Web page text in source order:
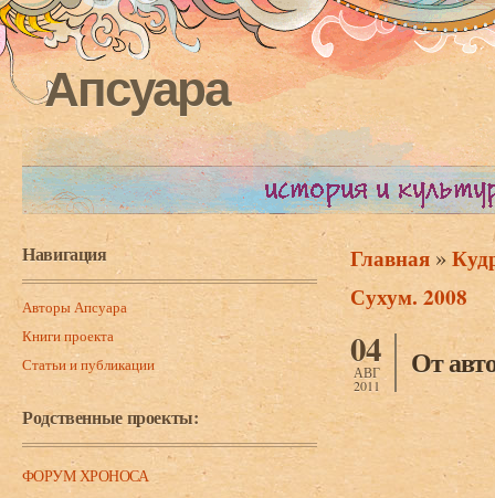
Апсуара
Навигация
Авторы Апсуара
Книги проекта
Статьи и публикации
Родственные проекты:
ФОРУМ ХРОНОСА
Вы здесь
Главная »
Сухум. 2008
04
АВГ
2011
От